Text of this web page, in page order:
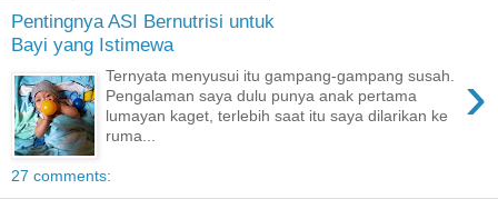
Pentingnya ASI Bernutrisi untuk
Bayi yang Istimewa
›
Ternyata menyusui itu gampang-gampang susah.
Pengalaman saya dulu punya anak pertama
lumayan kaget, terlebih saat itu saya dilarikan ke
ruma...
27 comments: